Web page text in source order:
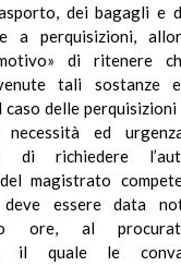
dei bagagli e
a perquisizioni,
di ritenere
tali sostanze
caso delle
necessità ed
di richiedere
magistrato
deve essere data
ore, al
il quale le